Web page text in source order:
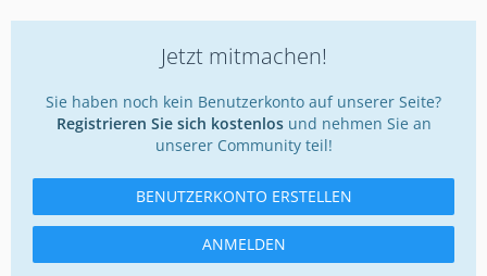
Jetzt mitmachen!
Sie haben noch kein Benutzerkonto auf unserer Seite?
Registrieren Sie sich kostenlosund nehmen Sie an
unserer Community teil!
BENUTZERKONTO ERSTELLEN
ANMELDEN